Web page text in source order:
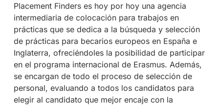
Placement Finders es hoy por hoy una agencia
intermediaria de colocación para trabajos en
prácticas que se dedica a la búsqueda y selección
de prácticas para becarios europeos en España e
Inglaterra, ofreciéndoles la posibilidad de participar
en el programa internacional de Erasmus. Además,
se encargan de todo el proceso de selección de
personal, evaluando a todos los candidatos para
elegir al candidato que mejor encaje con la